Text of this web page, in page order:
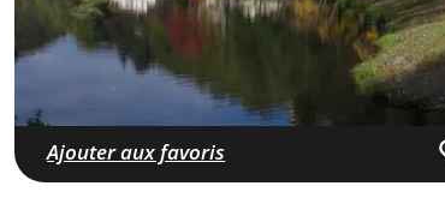
Ajouter aux favoris